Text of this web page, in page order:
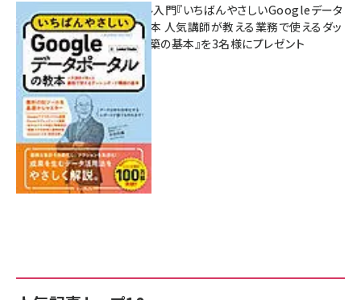
無料BIツール入門『いちばんやさしいGoogleデータ
ポータルの教本 人気講師が教える業務で使えるダッ
シュボード構築の基本』を3名様にプレゼント
7月31日 10:00